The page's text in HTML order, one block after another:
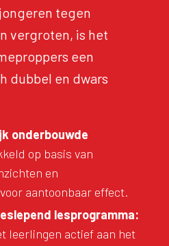
tegen
vergroten, is het
een
dubbel en dwars
onderbouwde
op basis van
en
aantoonbaar effect.
lesprogramma:
leerlingen actief aan het